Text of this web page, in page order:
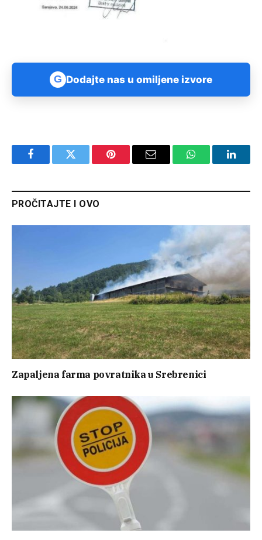
G Dodajte nas u omiljene izvore
FacebookTwitter Pinterest Email WhatsApp
PROČITAJTE I OVO
Zapaljena farma povratnika u Srebrenici